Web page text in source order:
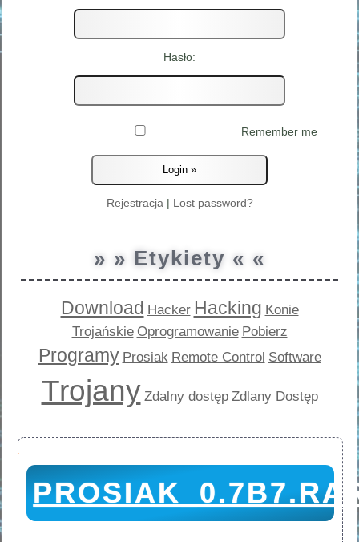
Hasło:
Remember me
Rejestracja | Lost password?
» » Etykiety « «
Download Hacker Hacking Konie
Trojańskie Oprogramowanie Pobierz
Programy Prosiak Remote Control Software
Trojany Zdalny dostęp Zdlany Dostęp